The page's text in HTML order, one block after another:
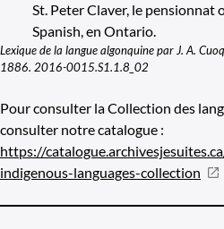
St. Peter Claver, le pensionnat
Spanish, en Ontario.
Lexique de la langue algonquine par J. A.
1886. 2016-0015.S1.1.8_02
Pour consulter la Collection des
consulter notre catalogue :
https://
indigenous-languages-collection